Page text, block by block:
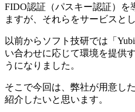
FIDO認証（パスキー認証）を
ますが、それらをサービスと
以前からソフト技研では「
い合わせに応じて環境を提供
うになりました。
そこで今回は、弊社が用意し
紹介したいと思います。